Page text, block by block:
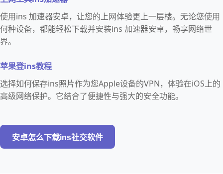
使用ins 加速器安卓，让您的上网体验更上一层楼。无论您使用
何种设备，都能轻松下载并安装ins 加速器安卓，畅享网络世
界。
苹果登ins教程
选择如何保存ins照片作为您Apple设备的VPN，体验在iOS上的
高级网络保护。它结合了便捷性与强大的安全功能。
安卓怎么下载ins社交软件